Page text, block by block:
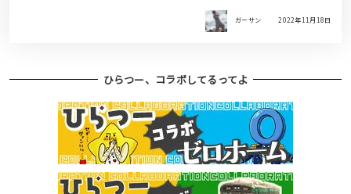
ガーサン 2022年11月18日
ひらつー、コラボしてるってよ